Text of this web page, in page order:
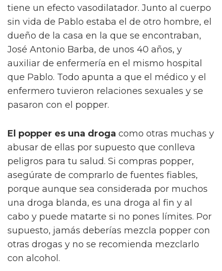
tiene un efecto vasodilatador. Junto al cuerpo
sin vida de Pablo estaba el de otro hombre, el
dueño de la casa en la que se encontraban,
José Antonio Barba, de unos 40 años, y
auxiliar de enfermería en el mismo hospital
que Pablo. Todo apunta a que el médico y el
enfermero tuvieron relaciones sexuales y se
pasaron con el popper.
El popper es una droga como otras muchas y
abusar de ellas por supuesto que conlleva
peligros para tu salud. Si compras popper,
asegúrate de comprarlo de fuentes fiables,
porque aunque sea considerada por muchos
una droga blanda, es una droga al fin y al
cabo y puede matarte si no pones límites. Por
supuesto, jamás deberías mezcla popper con
otras drogas y no se recomienda mezclarlo
con alcohol.